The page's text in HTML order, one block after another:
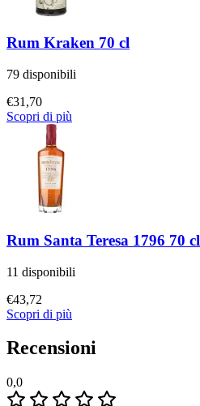
Rum Kraken 70 cl
79 disponibili
€31,70
Scopri di più
Rum Santa Teresa 1796 70 cl
11 disponibili
€43,72
Scopri di più
Recensioni
0,0